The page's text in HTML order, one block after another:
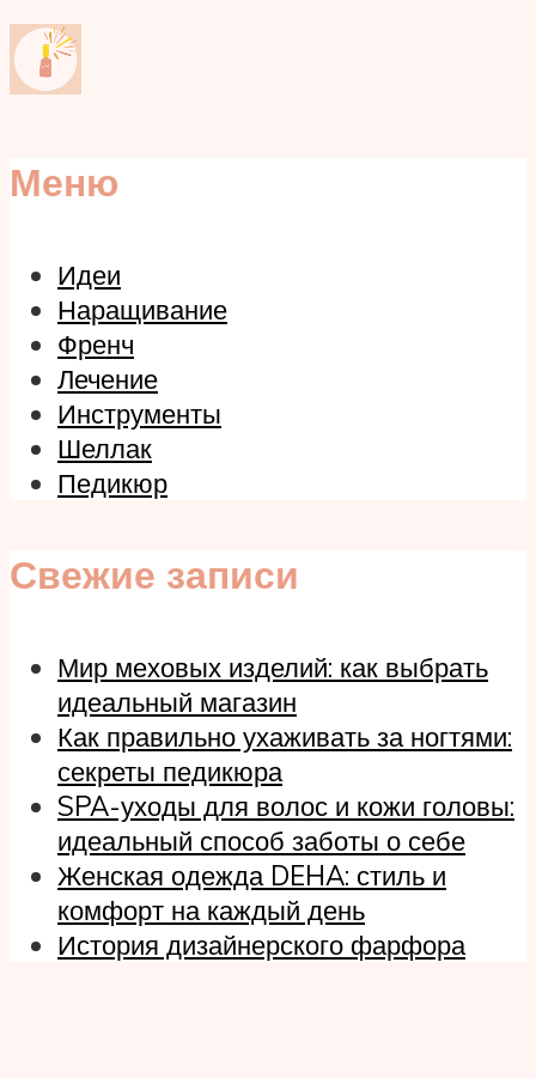
Меню
Идеи
Наращивание
Френч
Лечение
Инструменты
Шеллак
Педикюр
Свежие записи
Мир меховых изделий: как выбрать
идеальный магазин
Как правильно ухаживать за ногтями:
секреты педикюра
SPA-уходы для волос и кожи головы:
идеальный способ заботы о себе
Женская одежда DEHA: стиль и
комфорт на каждый день
История дизайнерского фарфора